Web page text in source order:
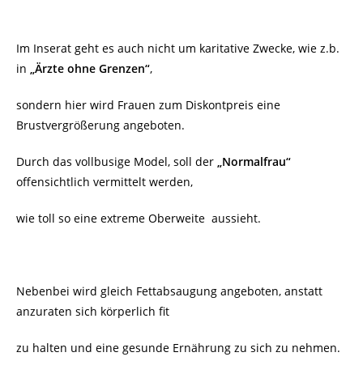
Im Inserat geht es auch nicht um karitative Zwecke, wie z.b.
in „Ärzte ohne Grenzen“,
sondern hier wird Frauen zum Diskontpreis eine
Brustvergrößerung angeboten.
Durch das vollbusige Model, soll der „Normalfrau“
offensichtlich vermittelt werden,
wie toll so eine extreme Oberweite aussieht.
Nebenbei wird gleich Fettabsaugung angeboten, anstatt
anzuraten sich körperlich fit
zu halten und eine gesunde Ernährung zu sich zu nehmen.